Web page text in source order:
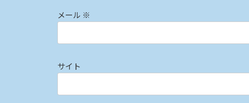
メール ※
サイト